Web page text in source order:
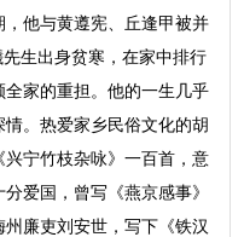
他与黄遵宪、丘逢甲被并
生出身贫寒，在家中排行
家的重担。他的一生几乎
。热爱家乡民俗文化的胡
宁竹枝杂咏》一百首，意
爱国，曾写《燕京感事》
廉吏刘安世，写下《铁汉